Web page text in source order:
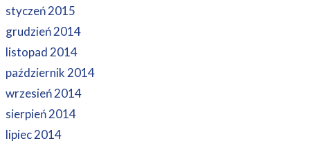
styczeń 2015
grudzień 2014
listopad 2014
październik 2014
wrzesień 2014
sierpień 2014
lipiec 2014